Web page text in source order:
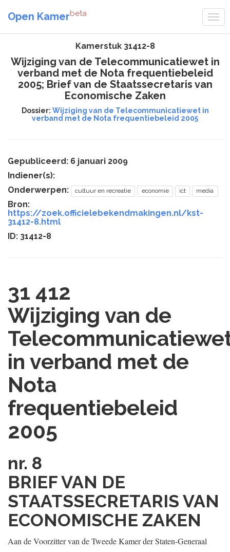
Open Kamerbeta
Kamerstuk 31412-8
Wijziging van de Telecommunicatiewet in
verband met de Nota frequentiebeleid
2005; Brief van de Staatssecretaris van
Economische Zaken
Dossier: Wijziging van de Telecommunicatiewet in
verband met de Nota frequentiebeleid 2005
Gepubliceerd: 6 januari 2009
Indiener(s):
Onderwerpen:
cultuur en recreatie economie ict media
Bron:
https://zoek.officielebekendmakingen.nl/kst-
31412-8.html
ID: 31412-8
31 412
Wijziging van de
in verband met de
Nota
frequentiebeleid
2005
nr. 8
BRIEF VAN DE
STAATSSECRETARIS VAN
ECONOMISCHE ZAKEN
Aan de Voorzitter van de Tweede Kamer der Staten-Generaal